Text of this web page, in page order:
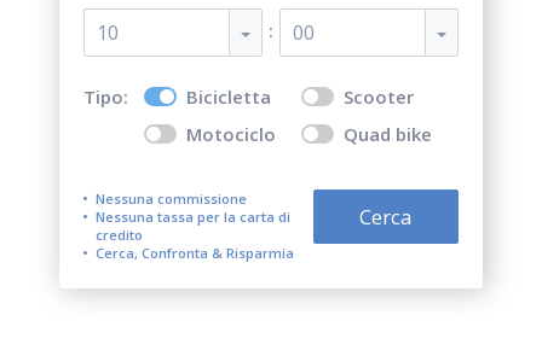
10 : 00
Tipo: Bicicletta
Scooter
Motociclo
Quad bike
Nessuna commissione
Nessuna tassa per la carta di
credito
Cerca, Confronta & Risparmia
Cerca